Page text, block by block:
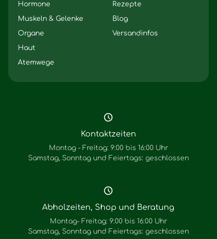
Hormone
Muskeln & Gelenke
Organe
Haut
Atemwege
Rezepte
Blog
Versandinfos
Kontaktzeiten
Montag - Freitag: 9:00 bis 16:00 Uhr
Samstag, Sonntag und Feiertags: geschlossen
Abholzeiten, Shop und Beratung
Montag- Freitag: 9:00 bis 16:00 Uhr
Samstag, Sonntag und Feiertags: geschlossen